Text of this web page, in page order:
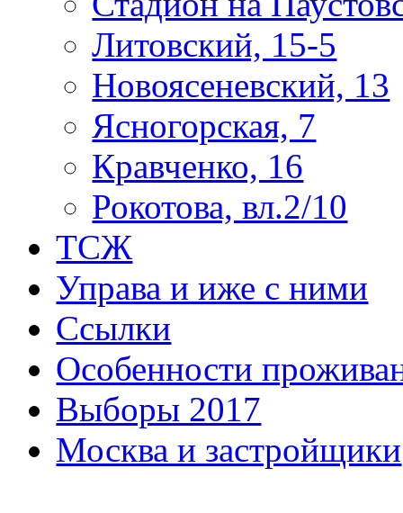
Литовский, 15-5
Новоясеневский, 13
Ясногорская, 7
Кравченко, 16
Рокотова, вл.2/10
ТСЖ
Управа и иже с ними
Ссылки
Особенности
Выборы 2017
Москва и застройщики